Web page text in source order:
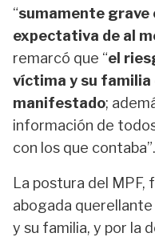
“sumamente grave
expectativa de al
remarcó que “el
víctima y su
manifestado;
información de
con los que contaba”.
La postura del MPF,
abogada
y su familia, y por la